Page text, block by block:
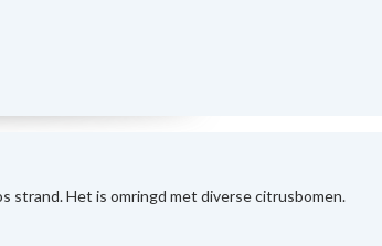
strand. Het is omringd met diverse citrusbomen.